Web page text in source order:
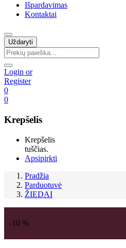
Išpardavimas
Kontaktai
Uždaryti
Login or
Register
0
0
Krepšelis
Krepšelis
tuščias.
Apsipirkti
Pradžia
Parduotuvė
ŽIEDAI
-10 %